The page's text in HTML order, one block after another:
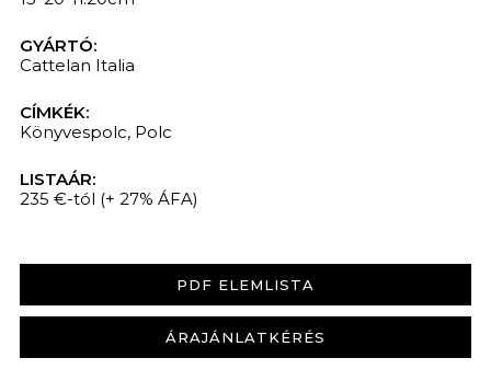
GYÁRTÓ:
Cattelan Italia
CÍMKÉK:
Könyvespolc, Polc
LISTAÁR:
235 €-tól (+ 27% ÁFA)
PDF ELEMLISTA
ÁRAJÁNLATKÉRÉS